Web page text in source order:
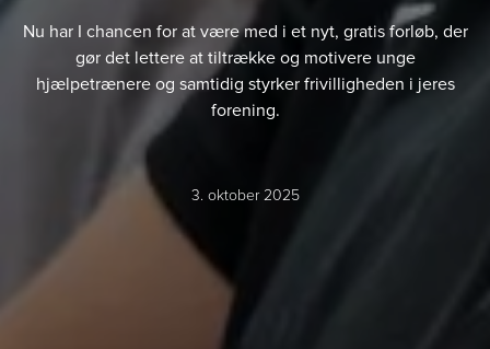
Nu har I chancen for at være med i et nyt, gratis forløb, der
gør det lettere at tiltrække og motivere unge
hjælpetrænere og samtidig styrker frivilligheden i jeres
forening.
3. oktober 2025